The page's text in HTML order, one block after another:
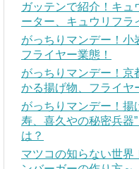
ガッテンで紹介！キュ
ーター、キュウリフラ
がっちりマンデー！小
フライヤー業態！
がっちりマンデー！
かる揚げ物、フライヤ
がっちりマンデー！揚
寿、喜久やの秘密兵器
は？
マツコの知らない世界